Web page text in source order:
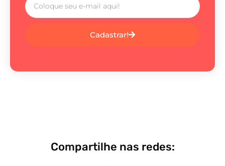
Cadastrar!
Compartilhe nas redes: